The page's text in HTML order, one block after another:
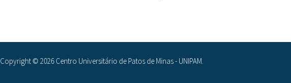
Copyright © 2026 Centro Universitário de Patos de Minas - UNIPAM.